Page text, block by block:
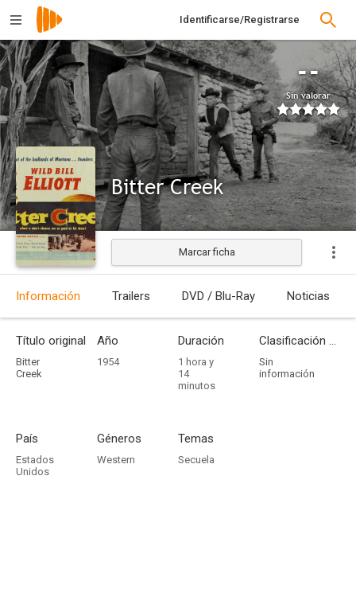
Identificarse/Registrarse
--
Sin valorar
Bitter Creek
Marcar ficha
Información Trailers DVD / Blu-Ray Noticias
Título original
Bitter
Creek
Año
1954
Duración
1 hora y
14
minutos
Clasificación por edades
Sin
información
País
Estados
Unidos
Géneros
Western
Temas
Secuela